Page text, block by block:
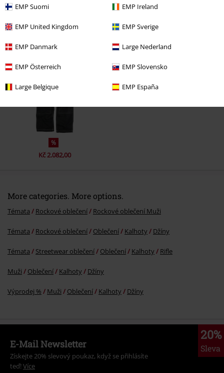
EMP Suomi EMP Ireland
EMP United Kingdom EMP Sverige
EMP Danmark Large Nederland
EMP Österreich EMP Slovensko
Large Belgique EMP España
Naposledy navštívené
%
Kč 2.082,00
More categories. More options.
Témata Rockové oblečení Rockové oblečení Muži
Témata Rockové oblečení Oblečení Kalhoty Džíny
Témata Streetwear oblečení Oblečení Kalhoty Rifle
Muži Oblečení Kalhoty Džíny
Výprodej % Muži Oblečení Kalhoty Džíny
20%
Sleva
E-Mail Newsletter
Získejte 20% slevový poukaz, když se přihlásíte
teď! Více